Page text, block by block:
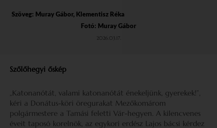
Szöveg: Muray Gábor, Klementisz Réka
Fotó: Muray Gábor
2026.03.17.
Szőlőhegyi őskép
„Katonanótát, valami katonanótát énekeljünk, gyerekek!”,
kéri a Donátus-köri öregurakat Mezőkomárom
polgármestere a Tamási feletti Vár-hegyen. A kilencvenes
éveit taposó korelnök, az egykori erdész Lajos bácsi kérdez